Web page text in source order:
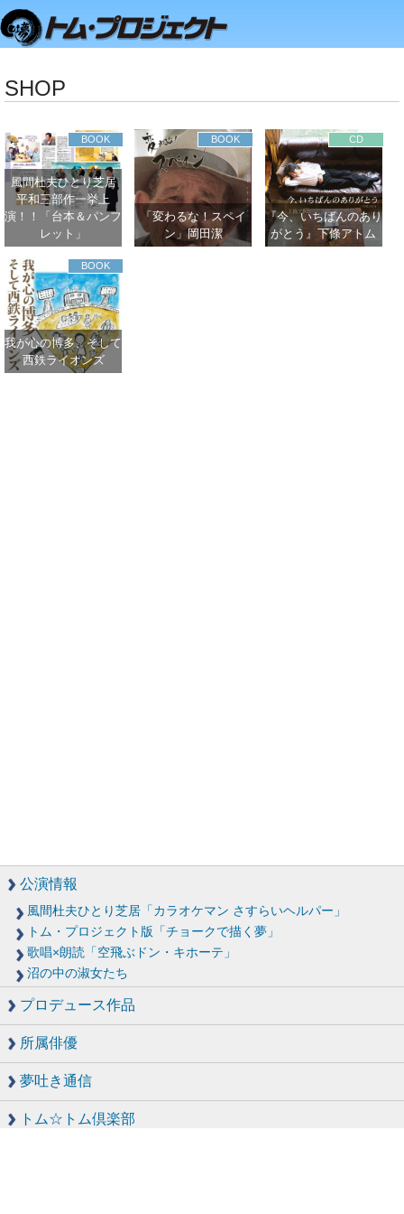
SHOP
BOOK
風間杜夫ひとり芝居
平和三部作一挙上
演！！「台本＆パンフ
レット」
BOOK
「変わるな！スペイ
ン」岡田潔
CD
『今、いちばんのあり
がとう』下條アトム
BOOK
我が心の博多、そして
西鉄ライオンズ
公演情報
風間杜夫ひとり芝居「カラオケマン さすらいヘルパー」
トム・プロジェクト版「チョークで描く夢」
歌唱×朗読「空飛ぶドン・キホーテ」
沼の中の淑女たち
プロデュース作品
所属俳優
夢吐き通信
トム☆トム倶楽部